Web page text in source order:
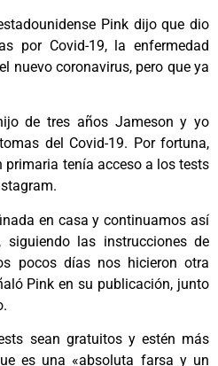
Pink dijo que dio
por Covid-19, la enfermedad
nuevo coronavirus, pero que ya
de tres años Jameson y yo
del Covid-19. Por fortuna,
primaria tenía acceso a los tests
en casa y continuamos así
las instrucciones de
pocos días nos hicieron otra
Pink en su publicación, junto
sean gratuitos y estén más
es una «absoluta farsa y un